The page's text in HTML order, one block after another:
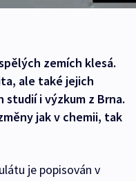
zemích klesá.
ale také jejich
i výzkum z Brna.
jak v chemii, tak
je popisován v